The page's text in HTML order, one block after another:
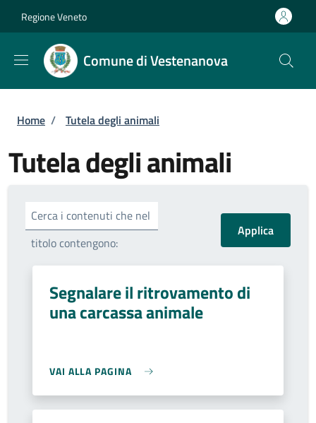
Regione Veneto
Comune di Vestenanova
Briciole di pane
Home / Tutela degli animali
Tutela degli animali
Cerca i contenuti che nel
titolo contengono:
Segnalare il ritrovamento di
una carcassa animale
VAI ALLA PAGINA